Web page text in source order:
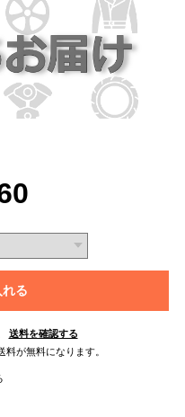
る
送料を確認する
が無料になります。